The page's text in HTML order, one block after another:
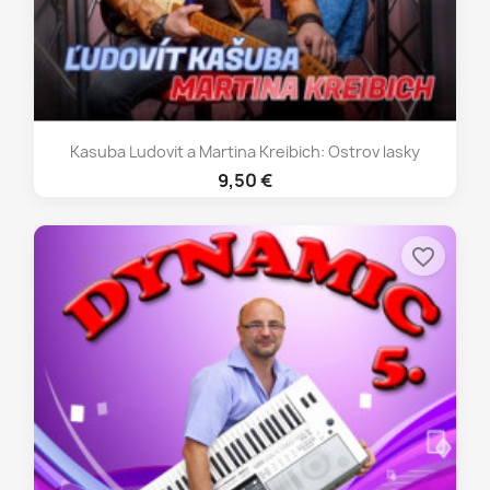
Kasuba Ludovit a Martina Kreibich: Ostrov lasky
9,50 €
favorite_border